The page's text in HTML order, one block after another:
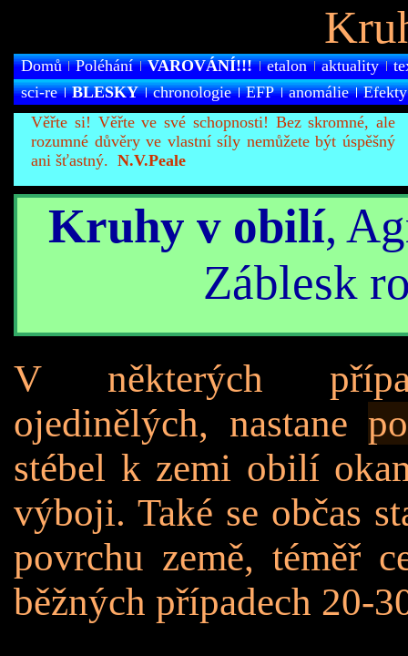
Domů
sci-re
BLESKY chronologie EFP anomálie Efekty
Poléhání VAROVÁNÍ!!! etalon aktuality
Věřte si! Věřte ve své schopnosti! Bez skromné, ale
rozumné důvěry ve vlastní síly nemůžete být úspěšný
ani šťastný. N.V.Peale
Kruhy v obilí,
Záblesk
V některých
ojedinělých, nastane
stébel k zemi obilí
výboji. Také se občas
povrchu země, téměř
běžných případech 20-